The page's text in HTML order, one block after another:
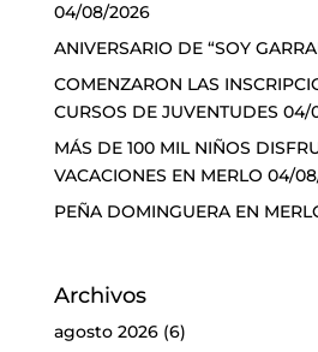
04/08/2026
ANIVERSARIO DE “SOY
COMENZARON LAS
CURSOS DE JUVENTUDES 04/
MÁS DE 100 MIL NIÑOS
VACACIONES EN MERLO 04/
PEÑA DOMINGUERA EN
Archivos
agosto 2026(6)